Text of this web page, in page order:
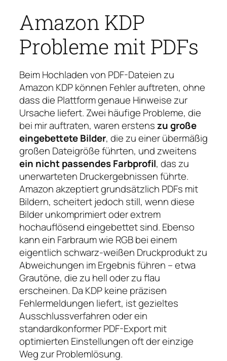
Amazon KDP
Probleme mit PDFs
Beim Hochladen von PDF-Dateien zu
Amazon KDP können Fehler auftreten, ohne
dass die Plattform genaue Hinweise zur
Ursache liefert. Zwei häufige Probleme, die
bei mir auftraten, waren erstenszu große
eingebettete Bilder, die zu einer übermäßig
großen Dateigröße führten, und zweitens
ein nicht passendes Farbprofil, das zu
unerwarteten Druckergebnissen führte.
Amazon akzeptiert grundsätzlich PDFs mit
Bildern, scheitert jedoch still, wenn diese
Bilder unkomprimiert oder extrem
hochauflösend eingebettet sind. Ebenso
kann ein Farbraum wie RGB bei einem
eigentlich schwarz-weißen Druckprodukt zu
Abweichungen im Ergebnis führen – etwa
Grautöne, die zu hell oder zu flau
erscheinen. Da KDP keine präzisen
Fehlermeldungen liefert, ist gezieltes
Ausschlussverfahren oder ein
standardkonformer PDF-Export mit
optimierten Einstellungen oft der einzige
Weg zur Problemlösung.